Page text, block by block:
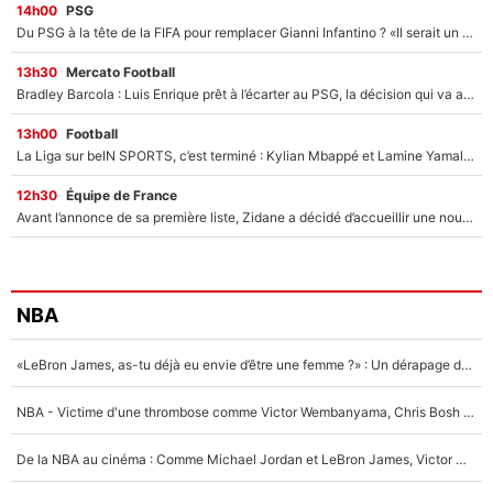
14h00 PSG
Du PSG à la tête de la FIFA pour remplacer Gianni Infantino ? «Il serait un mauvais président», le patron de la Liga s'attaque à Nasser Al-Khelaïfi !
13h30 Mercato Football
Bradley Barcola : Luis Enrique prêt à l’écarter au PSG, la décision qui va accélérer son transfert à Liverpool ?
13h00 Football
La Liga sur beIN SPORTS, c’est terminé : Kylian Mbappé et Lamine Yamal changent de chaîne, «le moment était venu d'ouvrir un nouveau chapitre»
12h30 Équipe de France
Avant l’annonce de sa première liste, Zidane a décidé d’accueillir une nouvelle tête en équipe de France
NBA
«LeBron James, as-tu déjà eu envie d’être une femme ?» : Un dérapage de Donald Trump sur la superstar de la NBA refait surface
NBA - Victime d'une thrombose comme Victor Wembanyama, Chris Bosh prévient le Français des risques sur sa santé : «J’ai failli mourir sur le coup et j’ai été ramené à la vie»
De la NBA au cinéma : Comme Michael Jordan et LeBron James, Victor Wembanyama rêve d'une carrière d'acteur !